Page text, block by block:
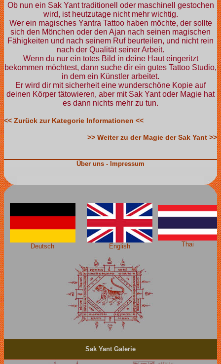
Ob nun ein Sak Yant traditionell oder maschinell gestochen
wird, ist heutzutage nicht mehr wichtig.
Wer ein magisches Yantra Tattoo haben möchte, der sollte
sich den Mönchen oder den Ajan nach seinen magischen
Fähigkeiten und nach seinem Ruf beurteilen, und nicht rein
nach der Qualität seiner Arbeit.
Wenn du nur ein totes Bild in deine Haut eingeritzt
bekommen möchtest, dann suche dir ein gutes Tattoo Studio,
in dem ein Künstler arbeitet.
Er wird dir mit sicherheit eine wunderschöne Kopie auf
deinen Körper tätowieren, aber mit Sak Yant oder Magie hat
es dann nichts mehr zu tun.
<< Zurück zur Kategorie Informationen <<
>> Weiter zu der Magie der Sak Yant >>
Über uns - Impressum
Deutsch English Thai
Sak Yant Galerie